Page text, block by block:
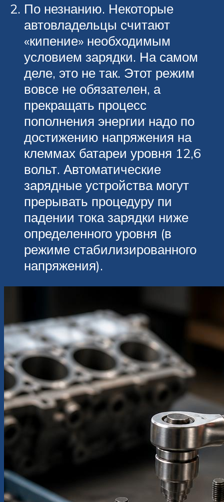
По незнанию. Некоторые
автовладельцы считают
«кипение» необходимым
условием зарядки. На самом
деле, это не так. Этот режим
вовсе не обязателен, а
прекращать процесс
пополнения энергии надо по
достижению напряжения на
клеммах батареи уровня 12,6
вольт. Автоматические
зарядные устройства могут
прерывать процедуру пи
падении тока зарядки ниже
определенного уровня (в
режиме стабилизированного
напряжения).